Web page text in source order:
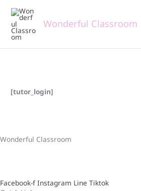
content
Wonderful Classroom
[tutor_login]
Wonderful Classroom
Facebook-fInstagram Line Tiktok